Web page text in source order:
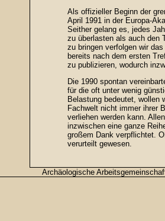
Als offizieller Beginn der
April 1991 in der Europa-
Seither gelang es, jedes
zu überlasten als auch den
zu bringen verfolgen wir
bereits nach dem ersten
zu publizieren, wodurch
Die 1990 spontan
für die oft unter wenig
Belastung bedeutet, wollen
Fachwelt nicht immer ihrer
verliehen werden kann.
inzwischen eine ganze
großem Dank verpflichtet.
verurteilt gewesen.
Archäologische